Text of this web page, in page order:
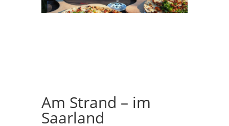
Am Strand – im
Saarland